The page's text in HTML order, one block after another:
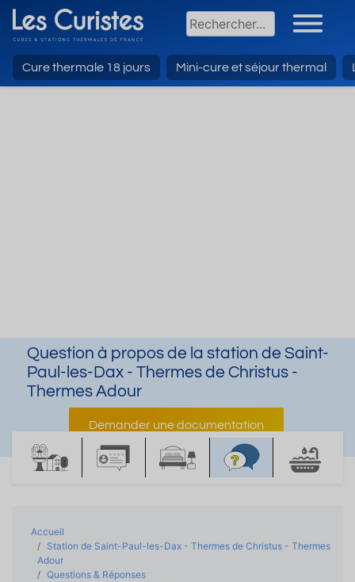
Cure thermale 18 jours Mini-cure et séjour thermal
Question à propos de la station de Saint-
Paul-les-Dax - Thermes de Christus -
Thermes Adour
Demander une documentation
Accueil
Station de Saint-Paul-les-Dax - Thermes de Christus - Thermes
Adour
Questions & Réponses